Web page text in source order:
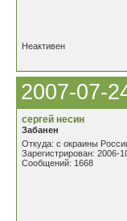
Неактивен
2007-07-
сергей несин
Забанен
Откуда: с окраины
Зарегистрирован: 2006-
Сообщений: 1668